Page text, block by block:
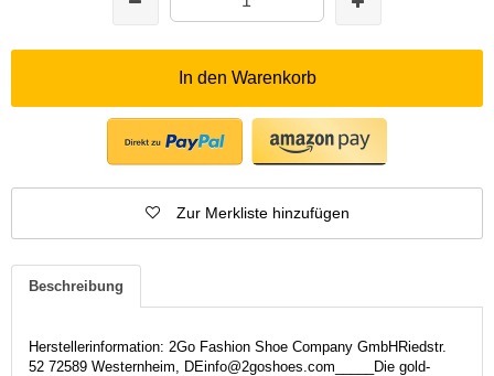
In den Warenkorb
Zur Merkliste hinzufügen
Beschreibung
Herstellerinformation: 2Go Fashion Shoe Company GmbHRiedstr.
52 72589 Westernheim, DEinfo@2goshoes.com_____Die gold-